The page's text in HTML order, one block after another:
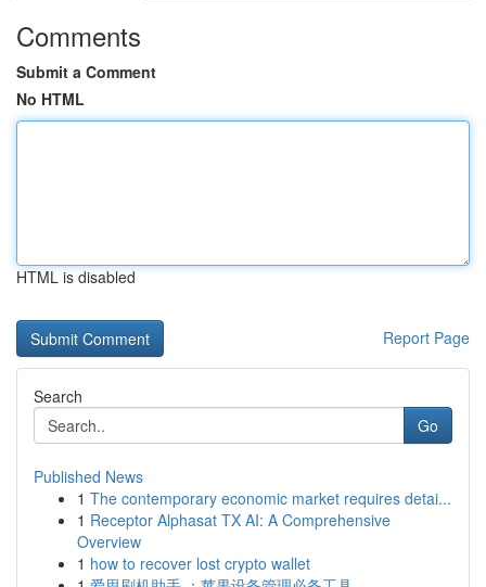
Comments
Submit a Comment
No HTML
HTML is disabled
Report Page
Search
Go
Published News
1 The contemporary economic market requires detai...
1 Receptor Alphasat TX AI: A Comprehensive
Overview
1 how to recover lost crypto wallet